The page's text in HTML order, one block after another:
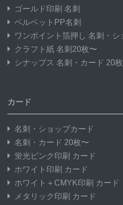
ゴールド印刷 名刺
ベルベットPP名刺
ワンポイント箔押し 名刺・シ
クラフト紙 名刺20枚〜
シナップス 名刺・カード 20
カード
名刺・ショップカード
名刺・カード 20枚〜
蛍光ピンク印刷 カード
ホワイト印刷 カード
ホワイト＋CMYK印刷 カード
メタリック印刷 カード